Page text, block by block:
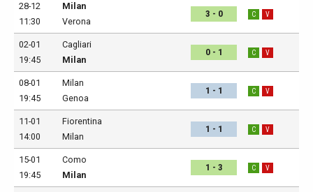
28-12
11:30
Milan
Verona
3 - 0 C V
02-01
19:45
Cagliari
Milan
0 - 1 C V
08-01
19:45
Milan
Genoa
1 - 1 C V
11-01
14:00
Fiorentina
Milan
1 - 1 C V
15-01
19:45
Como
Milan
1 - 3 C V